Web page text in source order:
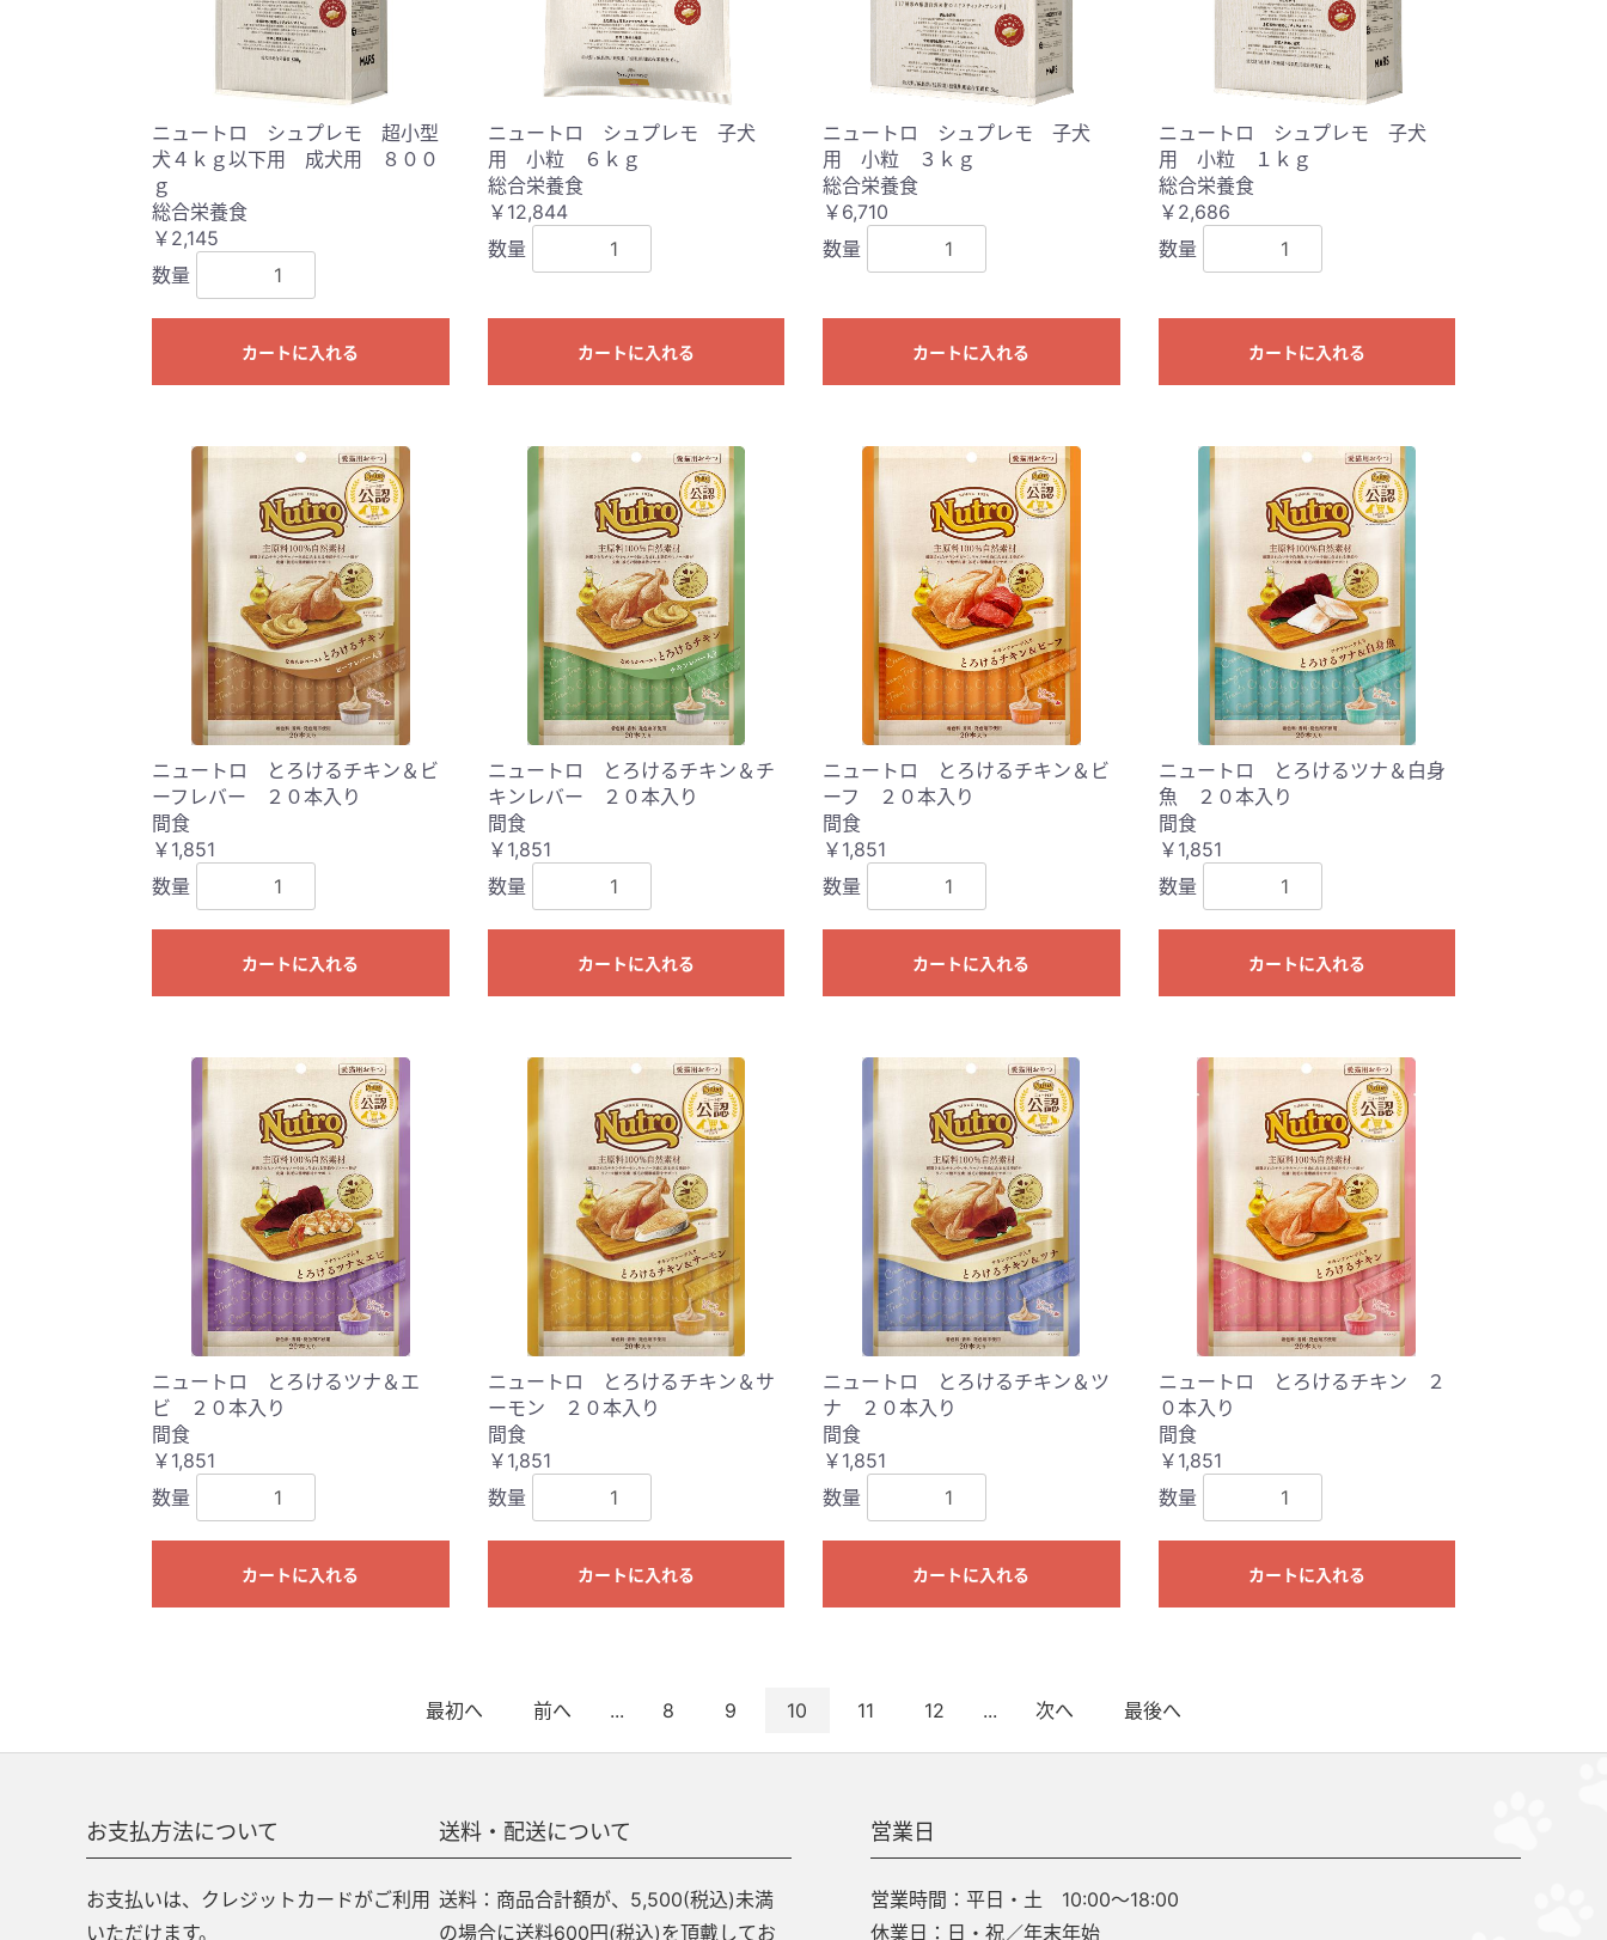
ニュートロ シュプレモ 超小型
犬４ｋｇ以下用 成犬用 ８００
ｇ
総合栄養食
￥2,145
数量
カートに入れる
ニュートロ シュプレモ 子犬
用 小粒 ６ｋｇ
総合栄養食
￥12,844
数量
カートに入れる
ニュートロ シュプレモ 子犬
用 小粒 ３ｋｇ
総合栄養食
￥6,710
数量
カートに入れる
ニュートロ シュプレモ 子犬
用 小粒 １ｋｇ
総合栄養食
￥2,686
数量
カートに入れる
ニュートロ とろけるチキン＆ビ
ーフレバー ２０本入り
間食
￥1,851
数量
カートに入れる
ニュートロ とろけるチキン＆チ
キンレバー ２０本入り
間食
￥1,851
数量
カートに入れる
ニュートロ とろけるチキン＆ビ
ーフ ２０本入り
間食
￥1,851
数量
カートに入れる
ニュートロ とろけるツナ＆白身
魚 ２０本入り
間食
￥1,851
数量
カートに入れる
ニュートロ とろけるツナ＆エ
ビ ２０本入り
間食
￥1,851
数量
カートに入れる
ニュートロ とろけるチキン＆サ
ーモン ２０本入り
間食
￥1,851
数量
カートに入れる
ニュートロ とろけるチキン＆ツ
ナ ２０本入り
間食
￥1,851
数量
カートに入れる
ニュートロ とろけるチキン ２
０本入り
間食
￥1,851
数量
カートに入れる
最初へ 前へ ... 8 9 10 11 12 ... 次へ 最後へ
お支払方法について
お支払いは、クレジットカードがご利用
いただけます。
送料・配送について
送料：商品合計額が、5,500(税込)未満
の場合に送料600円(税込)を頂戴してお
営業日
営業時間：平日・土 10:00～18:00
休業日：日・祝／年末年始